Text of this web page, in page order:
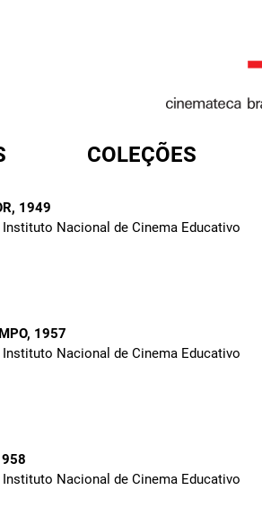
COLEÇÕES
, 1949
Instituto Nacional de Cinema Educativo
, 1957
Instituto Nacional de Cinema Educativo
Instituto Nacional de Cinema Educativo